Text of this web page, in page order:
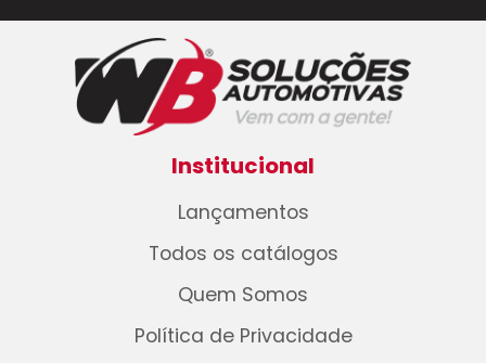
Institucional
Lançamentos
Todos os catálogos
Quem Somos
Política de Privacidade